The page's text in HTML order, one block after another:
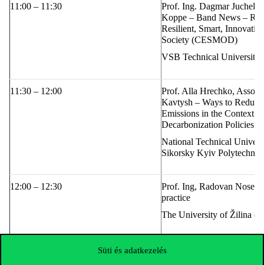
Süti és adatkezelés
11:00 – 11:30
Prof. Ing. Dagmar
Koppe – Band News –
Resilient, Smart,
Society (CESMOD)
VSB Technical University
11:30 – 12:00
Prof. Alla Hrechko,
Kavtysh – Ways to
Emissions in the Context
Decarbonization Policies
National Technical
Sikorsky Kyiv Polytechnic
12:00 – 12:30
Prof. Ing, Radovan Nosek
practice
The University of Žilina
PhD András Márton –